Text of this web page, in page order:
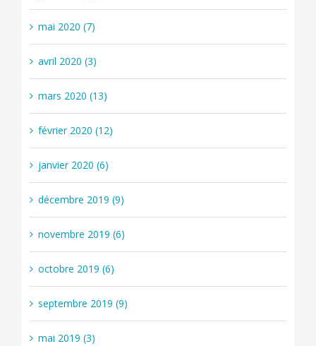
mai 2020 (7)
avril 2020 (3)
mars 2020 (13)
février 2020 (12)
janvier 2020 (6)
décembre 2019 (9)
novembre 2019 (6)
octobre 2019 (6)
septembre 2019 (9)
mai 2019 (3)